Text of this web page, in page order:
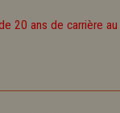
20 ans de carrière au